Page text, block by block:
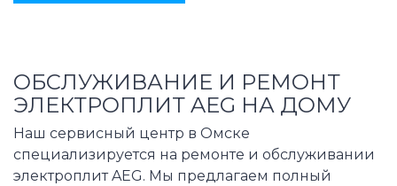
ОБСЛУЖИВАНИЕ И РЕМОНТ
ЭЛЕКТРОПЛИТ AEG НА ДОМУ
Наш сервисный центр в Омске
специализируется на ремонте и обслуживании
электроплит AEG. Мы предлагаем полный